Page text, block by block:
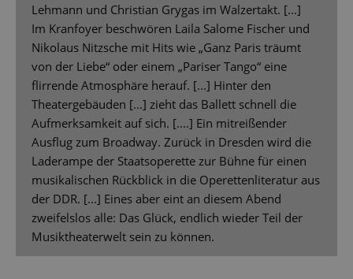
Lehmann und Christian Grygas im Walzertakt. [...]
Im Kranfoyer beschwören Laila Salome Fischer und
Nikolaus Nitzsche mit Hits wie „Ganz Paris träumt
von der Liebe“ oder einem „Pariser Tango“ eine
flirrende Atmosphäre herauf. [...] Hinter den
Theatergebäuden [...] zieht das Ballett schnell die
Aufmerksamkeit auf sich. [....] Ein mitreißender
Ausflug zum Broadway. Zurück in Dresden wird die
Laderampe der Staatsoperette zur Bühne für einen
musikalischen Rückblick in die Operettenliteratur aus
der DDR. [...] Eines aber eint an diesem Abend
zweifelslos alle: Das Glück, endlich wieder Teil der
Musiktheaterwelt sein zu können.